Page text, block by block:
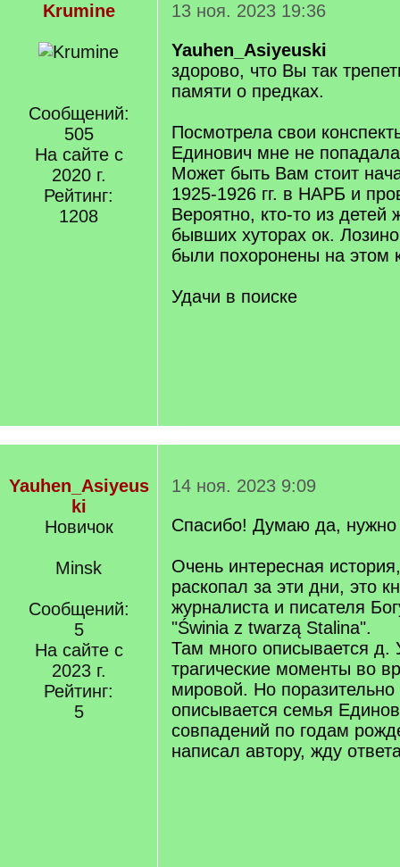
Krumine
Сообщений:
505
На сайте с
2020 г.
Рейтинг:
1208
13 ноя. 2023 19:36
Yauhen_Asiyeuski
здорово, что Вы так
памяти о предках.
Посмотрела свои
Единович мне не
Может быть Вам стоит
1925-1926 гг. в НАРБ и
Вероятно, кто-то из детей
бывших хуторах ок.
были похоронены на этом
Удачи в поиске
Yauhen_Asiyeus
ki
Новичок
Minsk
Сообщений:
5
На сайте с
2023 г.
Рейтинг:
5
14 ноя. 2023 9:09
Спасибо! Думаю да, нужно
Очень интересная
раскопал за эти дни, это
журналиста и писателя
"Świnia z twarzą Stalina".
Там много описывается д.
трагические моменты во
мировой. Но поразительно
описывается семья
совпадений по годам
написал автору, жду